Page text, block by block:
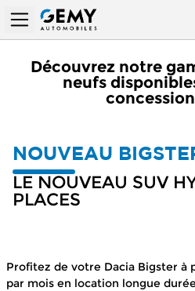
Découvrez notre
neufs
concession
NOUVEAU
LE NOUVEAU SUV
PLACES
Profitez de votre Dacia Bigster à
par mois en location longue